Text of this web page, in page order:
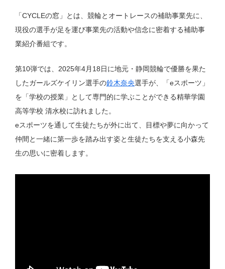
「CYCLEの窓」とは、競輪とオートレースの補助事業先に、
現役の選手が足を運び事業先の活動や信念に密着する補助事
業紹介番組です。
第10弾では、2025年4月18日に地元・静岡競輪で優勝を果た
したガールズケイリン選手の鈴木奈央選手が、「eスポーツ」
を「学校の授業」として専門的に学ぶことができる精華学園
高等学校 清水校に訪れました。
eスポーツを通して生徒たちが外に出て、目標や夢に向かって
仲間と一緒に第一歩を踏み出す姿と生徒たちを支える小森先
生の思いに密着します。